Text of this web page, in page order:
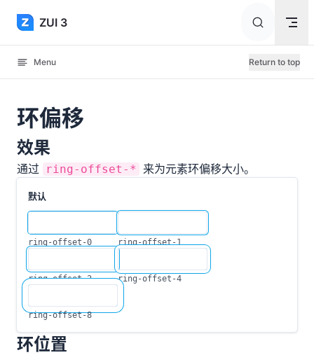
Skip to content
ZUI 3
Menu Return to top
环偏移
效果
通过 ring-offset-* 来为元素环偏移大小。
默认
ring-offset-0 ring-offset-1
ring-offset-2 ring-offset-4
ring-offset-8
环位置